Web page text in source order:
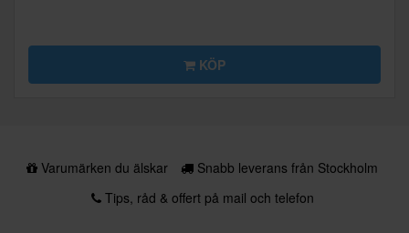
KÖP
Varumärken du älskar
Snabb leverans från Stockholm
Tips, råd & offert på mail och telefon